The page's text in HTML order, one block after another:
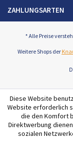
ZAHLUNGSARTEN
* Alle Preise
Weitere Shops der
Diese Website
Website erforderlich
die den Komfort
Direktwerbung
sozialen